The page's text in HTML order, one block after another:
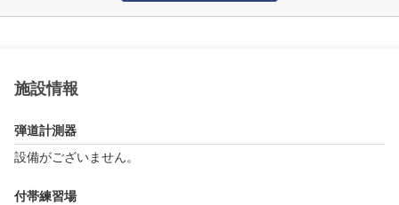
施設情報
弾道計測器
設備がございません。
付帯練習場